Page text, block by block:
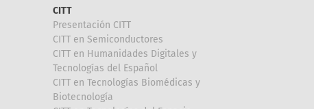
CITT
Presentación CITT
CITT en Semiconductores
CITT en Humanidades Digitales y
Tecnologías del Español
CITT en Tecnologías Biomédicas y
Biotecnología